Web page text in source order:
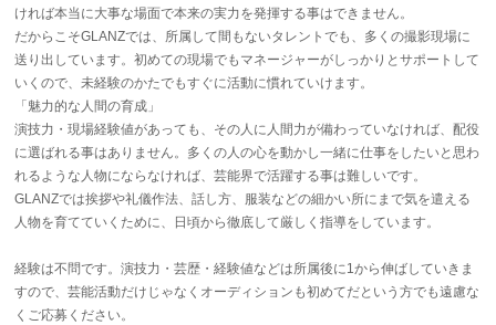
ければ本当に大事な場面で本来の実力を発揮する事はできません。
だからこそGLANZでは、所属して間もないタレントでも、多くの撮影現場に
送り出しています。初めての現場でもマネージャーがしっかりとサポートして
いくので、未経験のかたでもすぐに活動に慣れていけます。
「魅力的な人間の育成」
演技力・現場経験値があっても、その人に人間力が備わっていなければ、配役
に選ばれる事はありません。多くの人の心を動かし一緒に仕事をしたいと思わ
れるような人物にならなければ、芸能界で活躍する事は難しいです。
GLANZでは挨拶や礼儀作法、話し方、服装などの細かい所にまで気を遣える
人物を育てていくために、日頃から徹底して厳しく指導をしています。
経験は不問です。演技力・芸歴・経験値などは所属後に1から伸ばしていきま
すので、芸能活動だけじゃなくオーディションも初めてだという方でも遠慮な
くご応募ください。